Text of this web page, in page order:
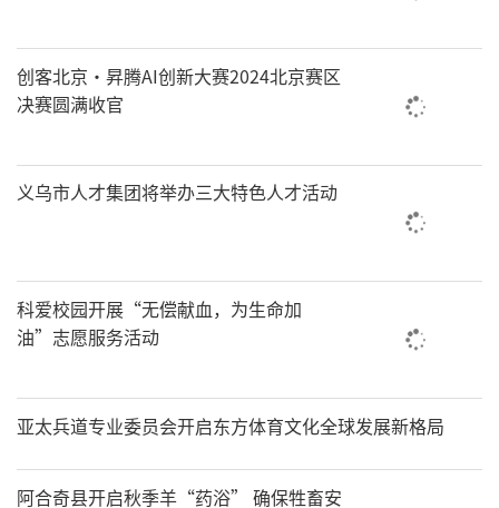
创客北京·昇腾AI创新大赛2024北京赛区
决赛圆满收官
义乌市人才集团将举办三大特色人才活动
科爱校园开展‌“无偿献血，为生命加
油”志愿服务活动‌
亚太兵道专业委员会开启东方体育文化全球发展新格局
阿合奇县开启秋季羊“药浴” 确保牲畜安